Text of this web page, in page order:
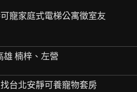
寵家庭式電梯公寓徵室友
雄 楠梓、左營
台北安靜可養寵物套房